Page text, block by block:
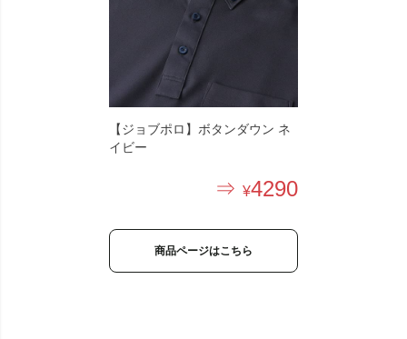
【ジョブポロ】ボタンダウン ネ
イビー
4290
商品ページはこちら